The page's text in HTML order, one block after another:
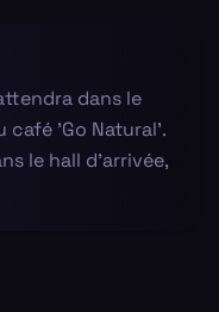
dans le
café 'Go Natural'.
le hall d'arrivée,